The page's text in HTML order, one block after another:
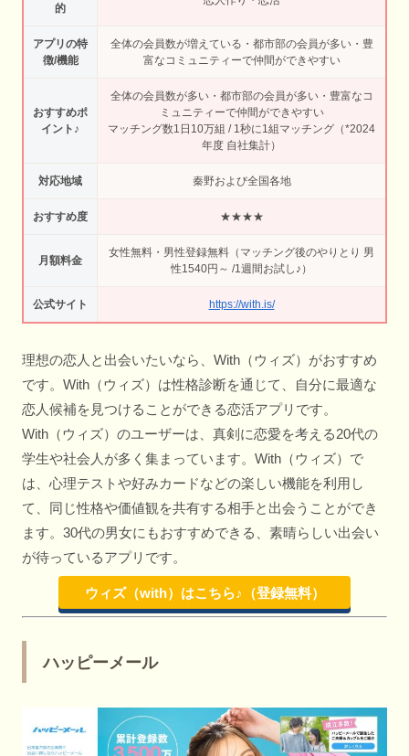
的
アプリの特
徴/機能
全体の会員数が増えている・都市部の会員が多い・豊
富なコミュニティーで仲間ができやすい
おすすめポ
イント♪
全体の会員数が多い・都市部の会員が多い・豊富なコ
ミュニティーで仲間ができやすい
マッチング数1日10万組 / 1秒に1組マッチング（*2024
年度 自社集計）
対応地域 秦野および全国各地
おすすめ度 ★★★★
月額料金
女性無料・男性登録無料（マッチング後のやりとり 男
性1540円～ /1週間お試し♪）
公式サイト https://with.is/
理想の恋人と出会いたいなら、With（ウィズ）がおすすめ
です。With（ウィズ）は性格診断を通じて、自分に最適な
恋人候補を見つけることができる恋活アプリです。
With（ウィズ）のユーザーは、真剣に恋愛を考える20代の
学生や社会人が多く集まっています。With（ウィズ）で
は、心理テストや好みカードなどの楽しい機能を利用し
て、同じ性格や価値観を共有する相手と出会うことができ
ます。30代の男女にもおすすめできる、素晴らしい出会い
が待っているアプリです。
ウィズ（with）はこちら♪（登録無料）
ハッピーメール